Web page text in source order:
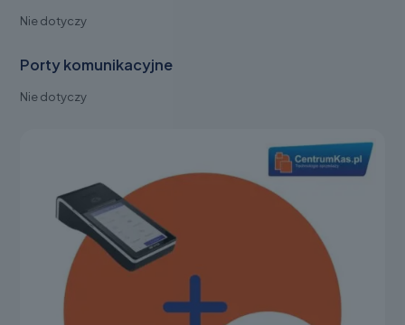
Nie dotyczy
Porty komunikacyjne
Nie dotyczy